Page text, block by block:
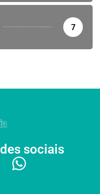
7
sociais